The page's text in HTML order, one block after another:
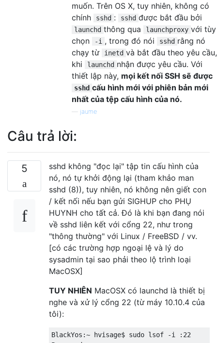
muốn. Trên OS X, tuy nhiên, không có
chính
sshd : sshd được bắt đầu bởi
launchd thông qua launchproxy với tùy
chọn
-i , trong đó nói sshd rằng nó
chạy từ
inetd và bắt đầu theo yêu cầu,
khi
launchd nhận được yêu cầu. Với
thiết lập này, mọi kết nối SSH sẽ được
sshd cấu hình mới với phiên bản mới
nhất của tệp cấu hình của nó.
jaume
Câu trả lời:
5
sshd không "đọc lại" tập tin cấu hình của
nó, nó tự khởi động lại (tham khảo man
sshd (8)), tuy nhiên, nó không nên giết con
/ kết nối nếu bạn gửi SIGHUP cho PHỤ
HUYNH cho tất cả. Đó là khi bạn đang nói
về sshd liên kết với cổng 22, như trong
"thông thường" với Linux / FreeBSD / vv.
[có các trường hợp ngoại lệ và lý do
sysadmin tại sao phải theo lộ trình loại
MacOSX]
TUY NHIÊN MacOSX có launchd là thiết bị
nghe và xử lý cổng 22 (từ máy 10.10.4 của
tôi):
BlackYos:~ hvisage$ sudo lsof -i :22